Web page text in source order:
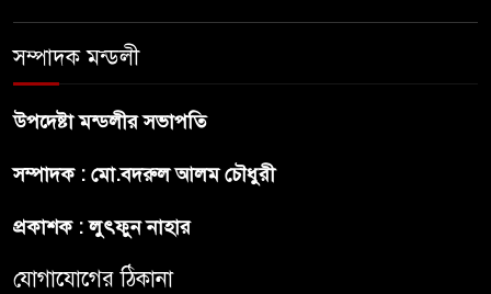
ট্রাম্পের ৪০ কোটি ডলারের ‘বলরুম
সম্পাদক মন্ডলী
উপদেষ্টা মন্ডলীর সভাপতি
সম্পাদক : মো.বদরুল আলম চৌধুরী
প্রকাশক : লুৎফুন নাহার
যোগাযোগের ঠিকানা